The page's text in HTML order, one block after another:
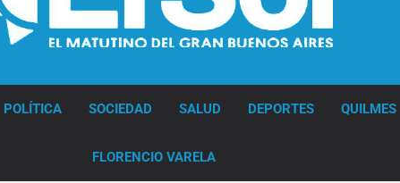
POLÍTICA SOCIEDAD SALUD DEPORTES QUILMES
FLORENCIO VARELA